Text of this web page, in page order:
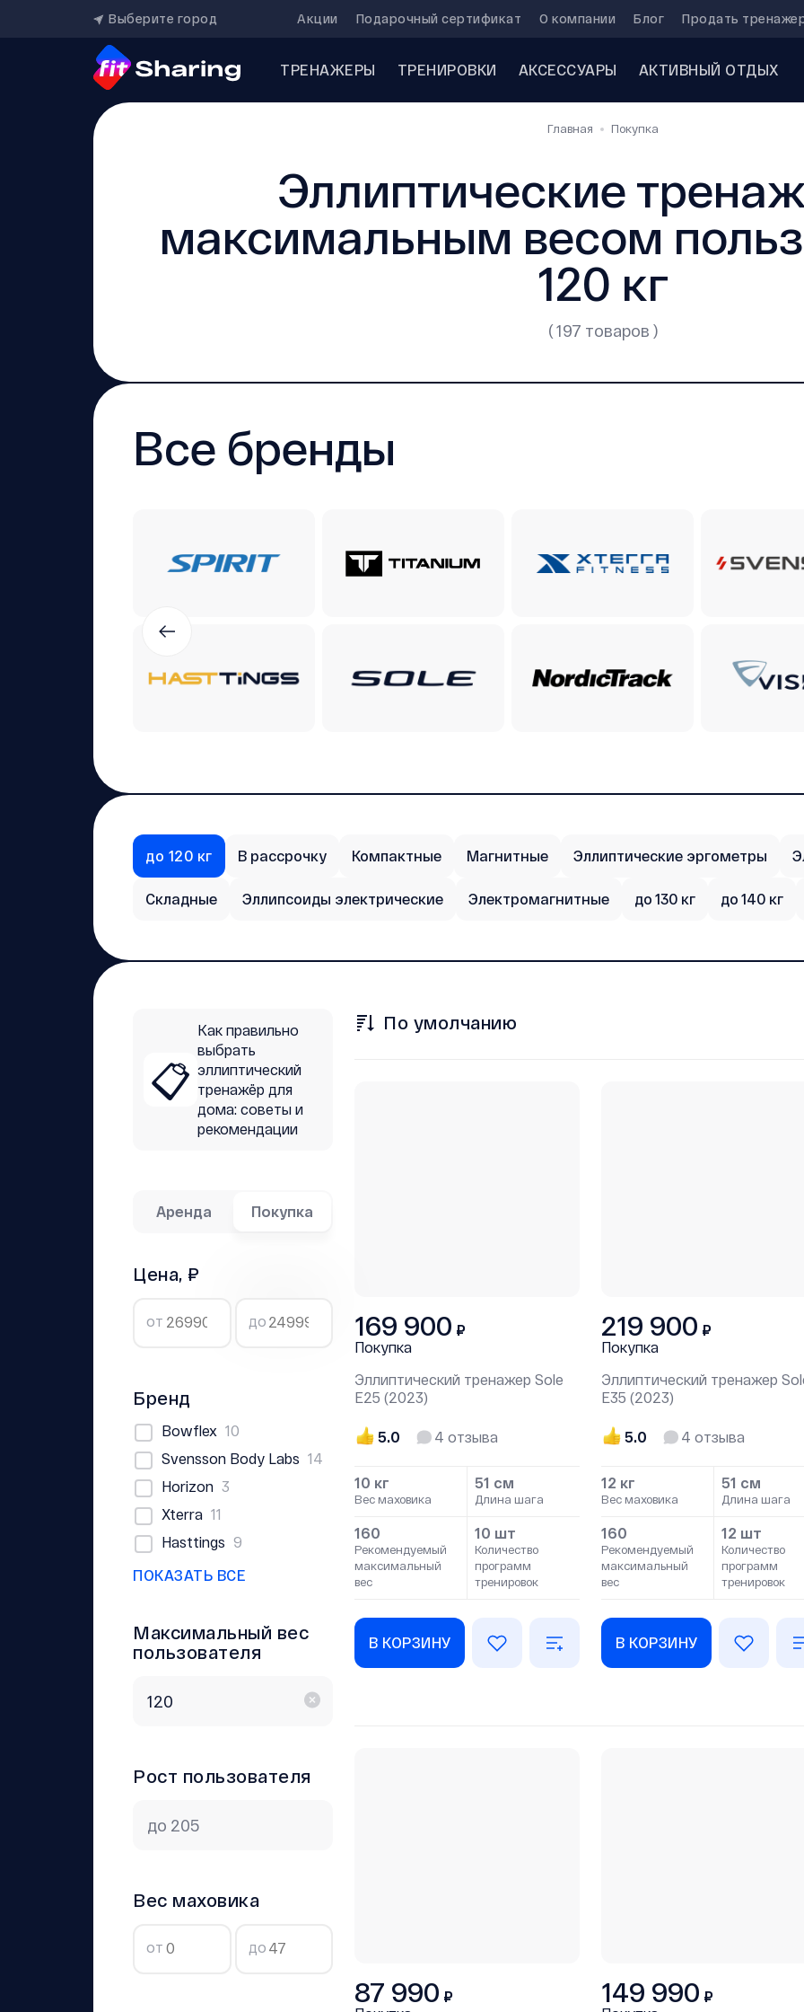
Выберите город Акции Подарочный сертификат О компании Блог Продать
ТРЕНАЖЕРЫ ТРЕНИРОВКИ АКСЕССУАРЫ АКТИВНЫЙ ОТДЫХ
Главная Покупка
Эллиптические
максимальным весом
120 кг
( 197 товаров )
Все бренды
до 120 кг В рассрочку Компактные Магнитные Эллиптические эргометры
Складные Эллипсоиды электрические Электромагнитные до 130 кг до 140 кг
📋
Как правильно
выбрать
эллиптический
тренажёр для
дома: советы и
рекомендации
Аренда Покупка
Цена, ₽
от до
Бренд
Bowflex 10
Svensson Body Labs 14
Horizon 3
Xterra 11
Hasttings 9
ПОКАЗАТЬ ВСЕ
Максимальный вес
пользователя
Рост пользователя
Вес маховика
от до
По умолчанию
169 900 ₽
Покупка
Эллиптический тренажер Sole
Е25 (2023)
5.0 4 отзыва
10 кг
Вес маховика
51 см
Длина шага
160
Рекомендуемый
максимальный
вес
10 шт
Количество
программ
тренировок
В КОРЗИНУ
219 900 ₽
Покупка
Эллиптический тренажер
Е35 (2023)
5.0 4 отзыва
12 кг
Вес маховика
51 см
Длина шага
160
Рекомендуемый
максимальный
вес
12 шт
Количество
программ
тренировок
В КОРЗИНУ
87 990 ₽
149 990 ₽